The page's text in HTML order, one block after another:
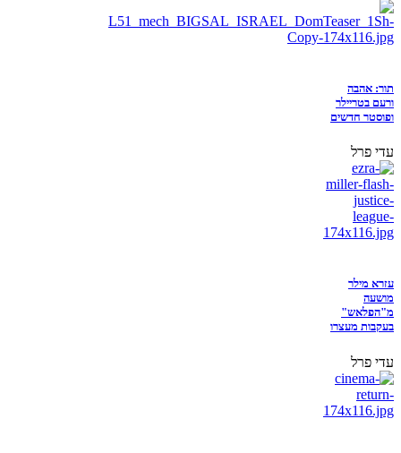
תור: אהבה
ורעם בטריילר
ופוסטר חדשים
עדי פרל
עזרא מילר
מושעה
מ"הפלאש"
בעקבות מעצרו
עדי פרל